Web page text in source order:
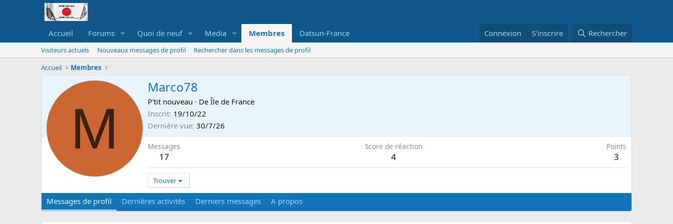
Accueil Forums Quoi de neuf Media Membres Datsun-France Connexion S'inscrire Rechercher
Visiteurs actuels Nouveaux messages de profil
Rechercher dans les messages de profil
Accueil
Membres
M
Marco78
P'tit nouveau · De Île de France
Inscrit 19/10/22
Dernière vue 30/7/26
Messages
17
Score de réaction
4
Points
3
Trouver
Messages de profil Dernières activités Derniers messages A propos